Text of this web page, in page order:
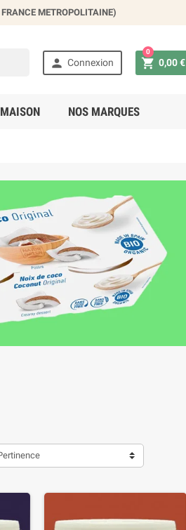
METROPOLITAINE)
 Connexion  0,00 €
0
MAISON NOS MARQUES